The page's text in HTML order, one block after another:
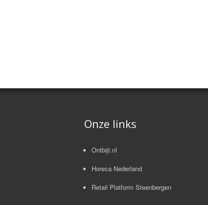
Onze links
Ontbijt.nl
Horeca Nederland
Retail Platform Steenbergen